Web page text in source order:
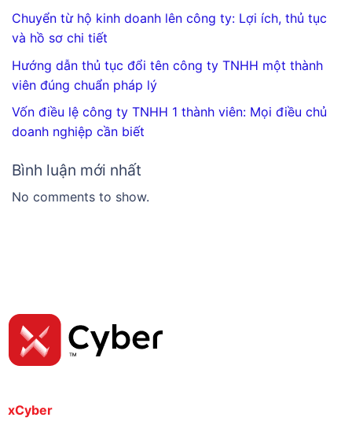
Chuyển từ hộ kinh doanh lên công ty: Lợi ích, thủ tục
và hồ sơ chi tiết
Hướng dẫn thủ tục đổi tên công ty TNHH một thành
viên đúng chuẩn pháp lý
Vốn điều lệ công ty TNHH 1 thành viên: Mọi điều chủ
doanh nghiệp cần biết
Bình luận mới nhất
No comments to show.
xCyber